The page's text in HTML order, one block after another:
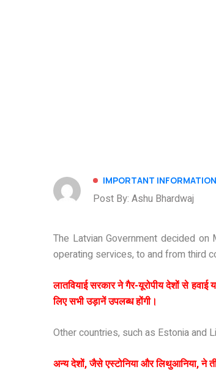
IMPORTANT INFORMATION
Post By: Ashu Bhardwaj
The Latvian Government decided
operating services, to and from third
लातवियाई सरकार ने गैर-यूरोपीय देशों से
लिए सभी उड़ानें उपलब्ध होंगी।
Other countries, such as Estonia and
अन्य देशों, जैसे एस्टोनिया और लिथुआनिया, ने